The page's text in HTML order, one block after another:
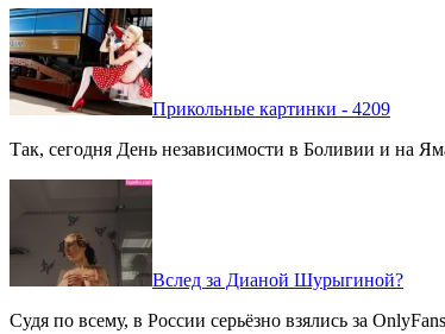
Прикольные картинки - 4209
Так, сегодня День независимости в Боливии и на
Вслед за Дианой Шурыгиной?
Судя по всему, в России серьёзно взялись за